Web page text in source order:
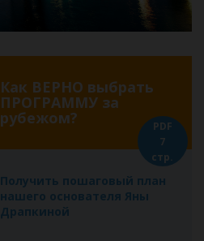
Как ВЕРНО выбрать
ПРОГРАММУ за
рубежом?
Получить пошаговый план
нашего основателя Яны
Драпкиной
PDF
7
стр.